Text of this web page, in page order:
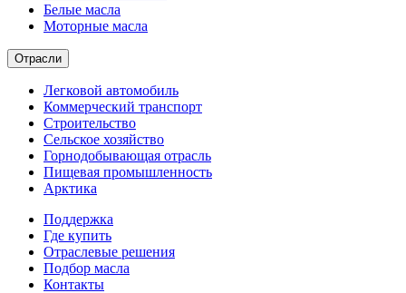
Белые масла
Моторные масла
Отрасли
Легковой автомобиль
Коммерческий транспорт
Строительство
Сельское хозяйство
Горнодобывающая отрасль
Пищевая промышленность
Арктика
Поддержка
Где купить
Отраслевые решения
Подбор масла
Контакты